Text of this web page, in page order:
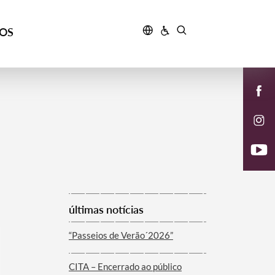
últimas notícias
“Passeios de Verão´2026”
CITA – Encerrado ao público